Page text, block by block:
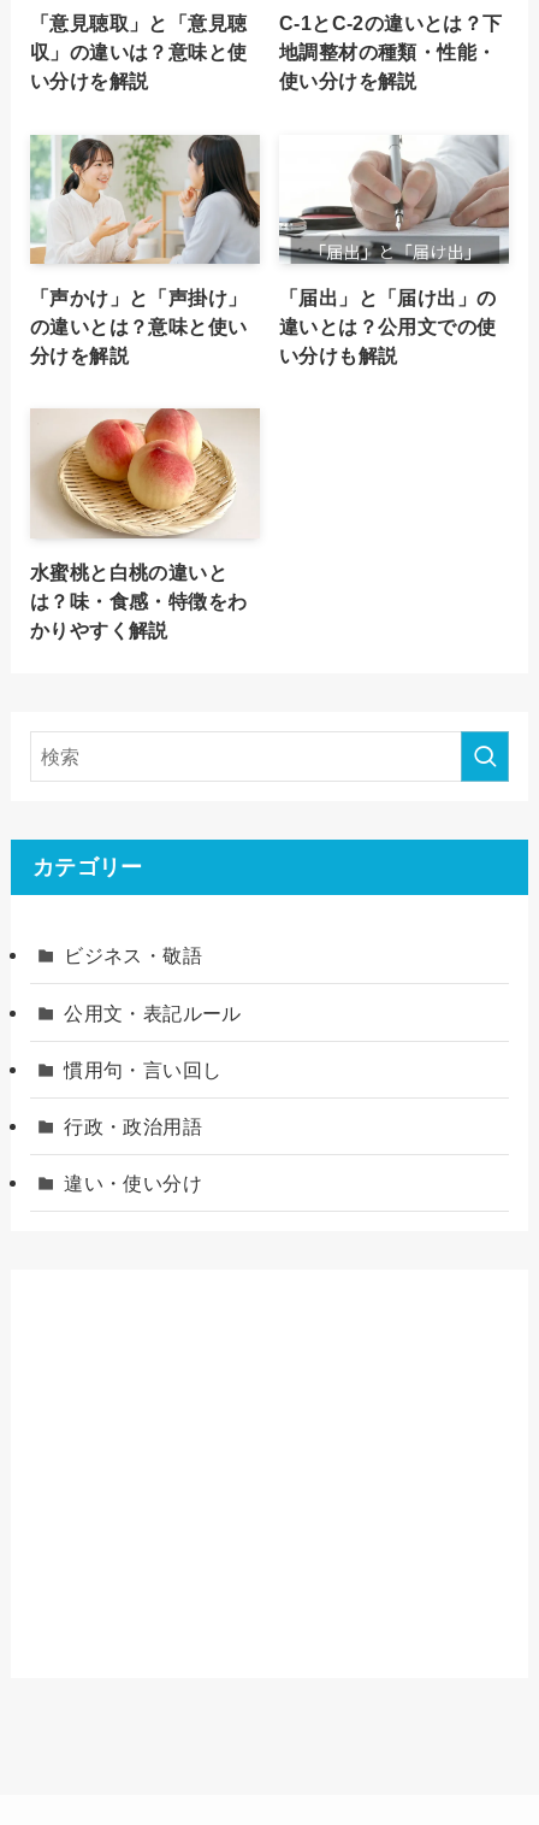
「意見聴取」と「意見聴
収」の違いは？意味と使
い分けを解説
C-1とC-2の違いとは？下
地調整材の種類・性能・
使い分けを解説
「声かけ」と「声掛け」
の違いとは？意味と使い
分けを解説
「届出」と「届け出」の
違いとは？公用文での使
い分けも解説
水蜜桃と白桃の違いと
は？味・食感・特徴をわ
かりやすく解説
カテゴリー
ビジネス・敬語
公用文・表記ルール
慣用句・言い回し
行政・政治用語
違い・使い分け